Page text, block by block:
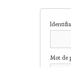
Mot de